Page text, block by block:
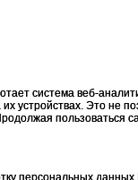
система веб-
Это не
пользоваться
персональных данных
система веб-
Это не
пользоваться
персональных данных